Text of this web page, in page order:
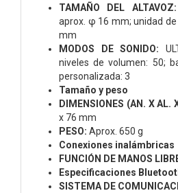
TAMAÑO DEL ALTAVOZ:
aprox. φ 16 mm; unidad
mm
MODOS DE SONIDO:
niveles de volumen: 50;
personalizada: 3
Tamaño y peso
DIMENSIONES (AN. X AL.
x 76 mm
PESO: Aprox. 650 g
Conexiones inalámbricas
FUNCIÓN DE MANOS
Especificaciones
SISTEMA DE